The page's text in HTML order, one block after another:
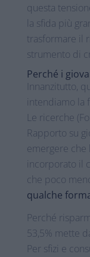
questa
la sfida più
trasformare il
strumento di
Perché i
Innanzitutto,
intendiamo la
Le ricerche
Rapporto su
emergere che
incorporato il
che poco
qualche
Perché
53,5% mette
Per sfizi e